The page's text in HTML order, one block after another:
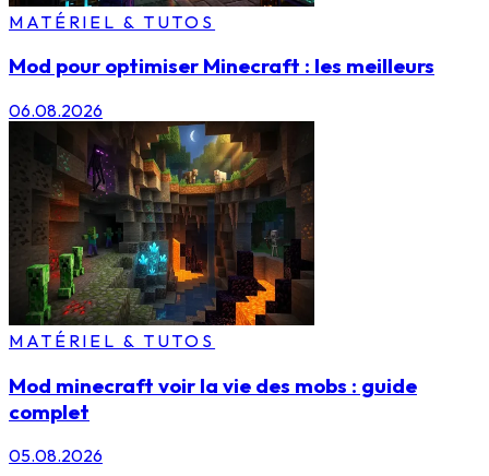
MATÉRIEL & TUTOS
Mod pour optimiser Minecraft : les meilleurs
06.08.2026
MATÉRIEL & TUTOS
Mod minecraft voir la vie des mobs : guide
complet
05.08.2026